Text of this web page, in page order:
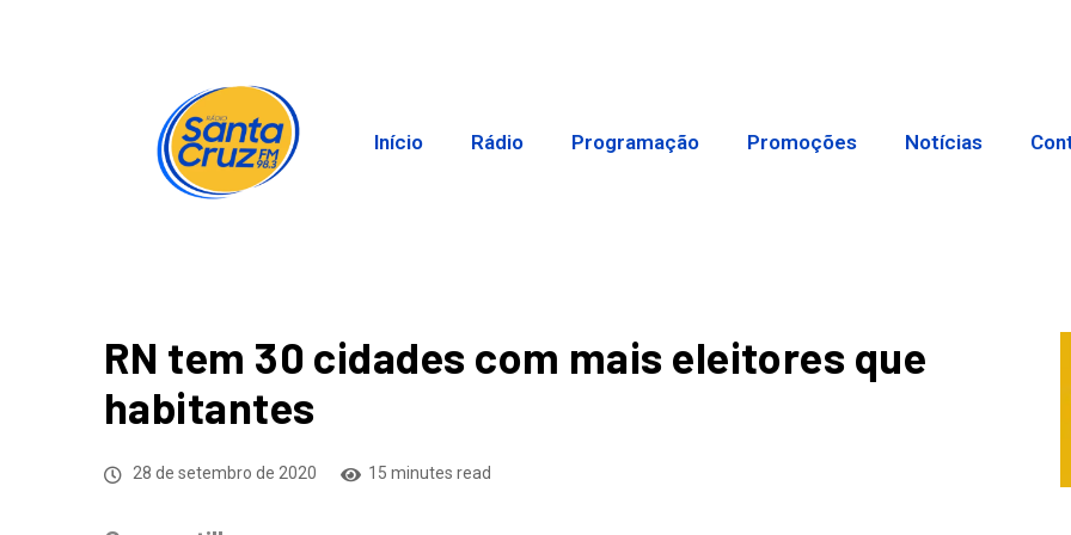
Início Rádio Programação Promoções Notícias
RN tem 30 cidades com mais eleitores que
habitantes
28 de setembro de 2020 15 minutes read